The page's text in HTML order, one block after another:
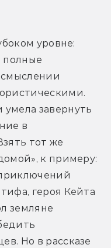
уровне:
полные
завернуть
в
тот же
к примеру:
героя Кейта
земляне
Но в рассказе